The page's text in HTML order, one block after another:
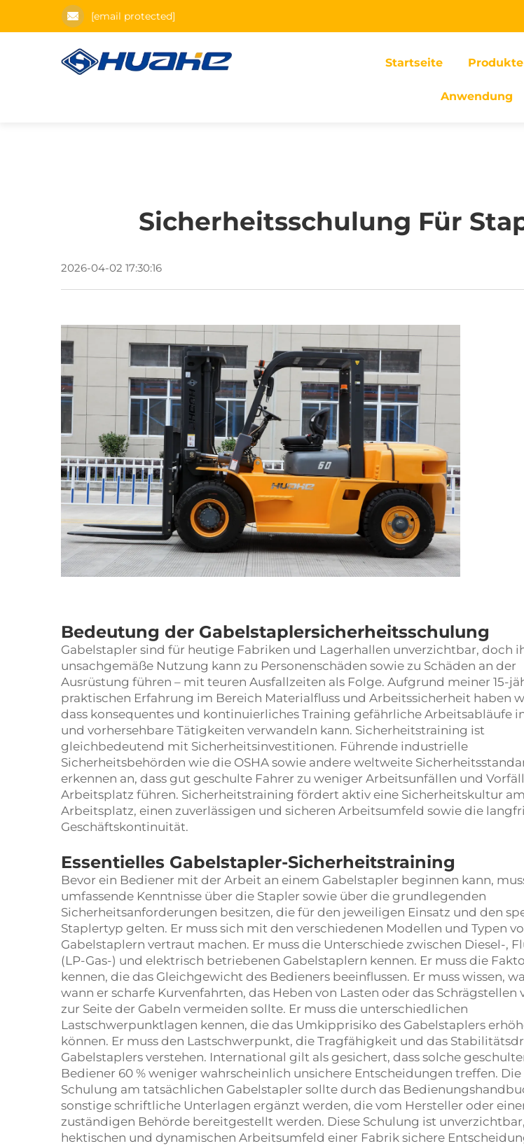
[email protected]
Startseite Produkte
Anwendung
Sicherheitsschulung Für
2026-04-02 17:30:16
Bedeutung der Gabelstaplersicherheitsschulung
Gabelstapler sind für heutige Fabriken und Lagerhallen unverzichtbar, doch
unsachgemäße Nutzung kann zu Personenschäden sowie zu Schäden an der
Ausrüstung führen – mit teuren Ausfallzeiten als Folge. Aufgrund meiner 15-
praktischen Erfahrung im Bereich Materialfluss und Arbeitssicherheit haben
dass konsequentes und kontinuierliches Training gefährliche Arbeitsabläufe
und vorhersehbare Tätigkeiten verwandeln kann. Sicherheitstraining ist
gleichbedeutend mit Sicherheitsinvestitionen. Führende industrielle
Sicherheitsbehörden wie die OSHA sowie andere weltweite
erkennen an, dass gut geschulte Fahrer zu weniger Arbeitsunfällen und
Arbeitsplatz führen. Sicherheitstraining fördert aktiv eine Sicherheitskultur am
Arbeitsplatz, einen zuverlässigen und sicheren Arbeitsumfeld sowie die
Geschäftskontinuität.
Essentielles Gabelstapler-Sicherheitstraining
Bevor ein Bediener mit der Arbeit an einem Gabelstapler beginnen kann,
umfassende Kenntnisse über die Stapler sowie über die grundlegenden
Sicherheitsanforderungen besitzen, die für den jeweiligen Einsatz und den
Staplertyp gelten. Er muss sich mit den verschiedenen Modellen und Typen
Gabelstaplern vertraut machen. Er muss die Unterschiede zwischen Diesel-,
(LP-Gas-) und elektrisch betriebenen Gabelstaplern kennen. Er muss die
kennen, die das Gleichgewicht des Bedieners beeinflussen. Er muss wissen,
wann er scharfe Kurvenfahrten, das Heben von Lasten oder das Schrägstellen
zur Seite der Gabeln vermeiden sollte. Er muss die unterschiedlichen
Lastschwerpunktlagen kennen, die das Umkipprisiko des Gabelstaplers
können. Er muss den Lastschwerpunkt, die Tragfähigkeit und das
Gabelstaplers verstehen. International gilt als gesichert, dass solche
Bediener 60 % weniger wahrscheinlich unsichere Entscheidungen treffen.
Schulung am tatsächlichen Gabelstapler sollte durch das
sonstige schriftliche Unterlagen ergänzt werden, die vom Hersteller oder
zuständigen Behörde bereitgestellt werden. Diese Schulung ist
hektischen und dynamischen Arbeitsumfeld einer Fabrik sichere